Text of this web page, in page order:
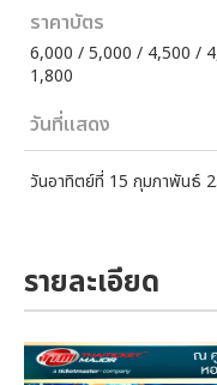
ราคาบัตร
6,000 / 5,000 / 4,500 /
1,800
วันที่แสดง
วันอาทิตย์ที่ 15 กุมภาพันธ์
รายละเอียด